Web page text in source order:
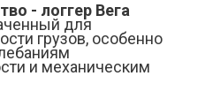
- логгер Вега
для
грузов, особенно
и механическим